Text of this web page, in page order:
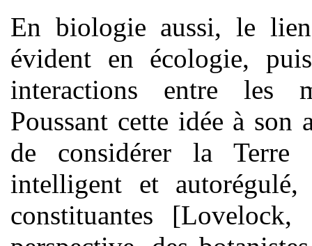
En biologie aussi, le lien
évident en écologie,
interactions entre les
Poussant cette idée à son
de considérer la Terre
intelligent et
constituantes